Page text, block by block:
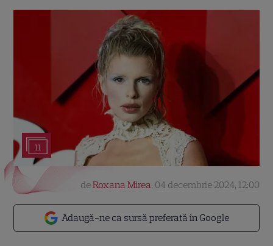
11
Adaugă-ne ca sursă preferată în Google
deRoxana Mirea, 04 decembrie 2024, 12:00